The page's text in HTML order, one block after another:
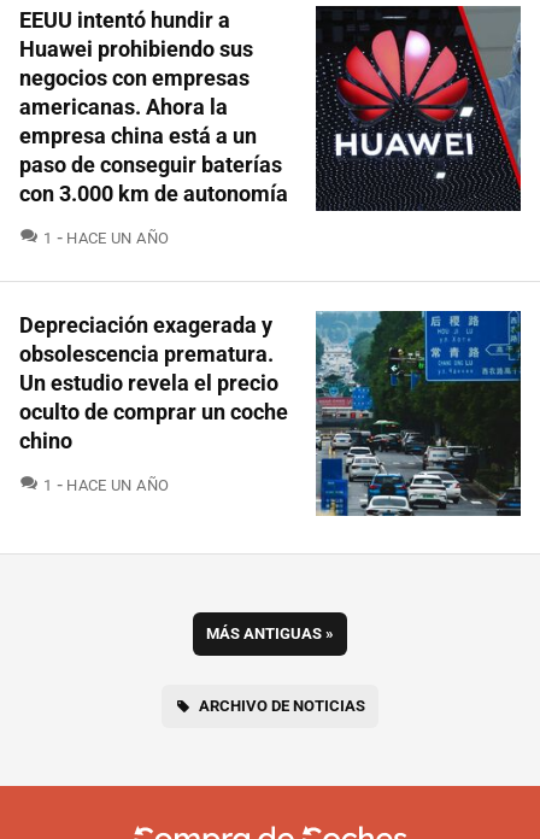
EEUU intentó hundir a
Huawei prohibiendo sus
negocios con empresas
americanas. Ahora la
empresa china está a un
paso de conseguir baterías
con 3.000 km de autonomía
1 COMENTARIOS
HACE UN AÑO
Depreciación exagerada y
obsolescencia prematura.
Un estudio revela el precio
oculto de comprar un coche
chino
1 COMENTARIOS
HACE UN AÑO
MÁS ANTIGUAS »
ARCHIVO DE NOTICIAS